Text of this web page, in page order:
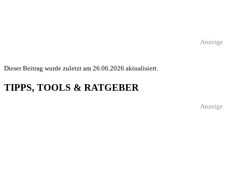
Anzeige
Dieser Beitrag wurde zuletzt am 26.06.2026 aktualisiert.
TIPPS, TOOLS & RATGEBER
Anzeige